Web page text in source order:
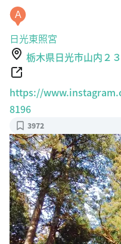
A
日光東照宮
栃木県日光市山内２
https://
8196
3972